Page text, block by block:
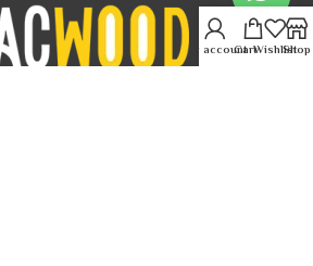
Shop
Wishlist
Cart
My account